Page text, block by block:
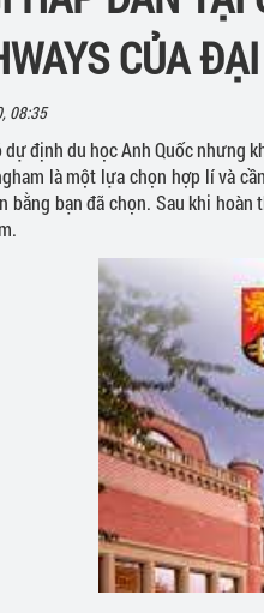
Hội thảo du học Canada
CỦA
08:35
dự định du học Anh Quốc nhưng
là một lựa chọn hợp lí và
bằng bạn đã chọn. Sau khi